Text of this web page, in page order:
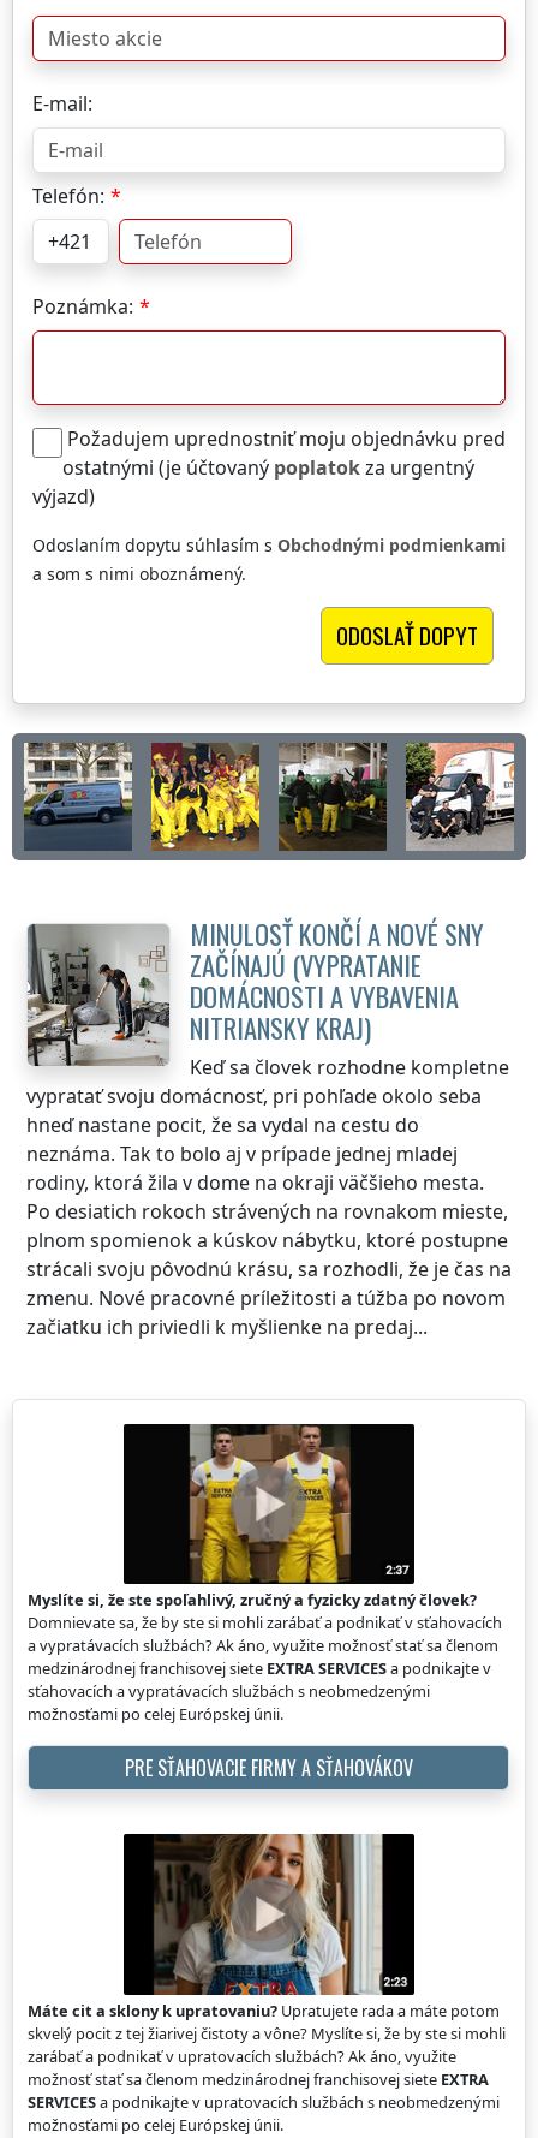
E-mail:
Telefón:
Poznámka:
Požadujem uprednostniť moju objednávku pred
ostatnými (je účtovaný poplatokza urgentný
výjazd)
Odoslaním dopytu súhlasím s Obchodnými podmienkami
a som s nimi oboznámený.
MINULOSŤ KONČÍ A NOVÉ SNY
ZAČÍNAJÚ (VYPRATANIE
DOMÁCNOSTI A VYBAVENIA
NITRIANSKY KRAJ)
Keď sa človek rozhodne kompletne
vypratať svoju domácnosť, pri pohľade okolo seba
hneď nastane pocit, že sa vydal na cestu do
neznáma. Tak to bolo aj v prípade jednej mladej
rodiny, ktorá žila v dome na okraji väčšieho mesta.
Po desiatich rokoch strávených na rovnakom mieste,
plnom spomienok a kúskov nábytku, ktoré postupne
strácali svoju pôvodnú krásu, sa rozhodli, že je čas na
zmenu. Nové pracovné príležitosti a túžba po novom
začiatku ich priviedli k myšlienke na predaj...
Myslíte si, že ste spoľahlivý, zručný a fyzicky zdatný človek?
Domnievate sa, že by ste si mohli zarábať a podnikať v sťahovacích
a vypratávacích službách? Ak áno, využite možnosť stať sa členom
medzinárodnej franchisovej siete EXTRA SERVICESa podnikajte v
sťahovacích a vypratávacích službách s neobmedzenými
možnosťami po celej Európskej únii.
PRE SŤAHOVACIE FIRMY A SŤAHOVÁKOV
Máte cit a sklony k upratovaniu? Upratujete rada a máte potom
skvelý pocit z tej žiarivej čistoty a vône? Myslíte si, že by ste si mohli
zarábať a podnikať v upratovacích službách? Ak áno, využite
možnosť stať sa členom medzinárodnej franchisovej siete EXTRA
SERVICESa podnikajte v upratovacích službách s neobmedzenými
možnosťami po celej Európskej únii.